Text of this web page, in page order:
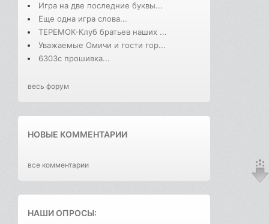
Игра на две последние буквы...
Еще одна игра слова...
ТЕРЕМОК-Клуб братьев наших ...
Уважаемые Омичи и гости гор...
6303с прошивка...
весь форум
НОВЫЕ КОММЕНТАРИИ
все комментарии
НАШИ ОПРОСЫ: